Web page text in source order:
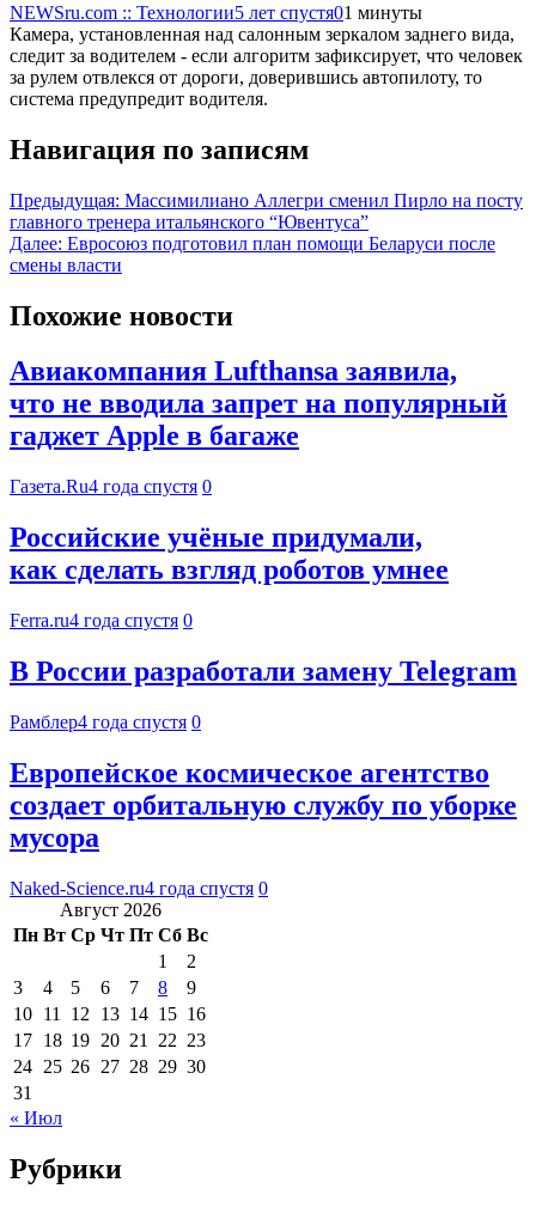
NEWSru.com :: Технологии5 лет спустя01 минуты
Камера, установленная над салонным зеркалом заднего вида,
следит за водителем - если алгоритм зафиксирует, что человек
за рулем отвлекся от дороги, доверившись автопилоту, то
система предупредит водителя.
Навигация по записям
Предыдущая: Массимилиано Аллегри сменил Пирло на посту
главного тренера итальянского “Ювентуса”
Далее: Евросоюз подготовил план помощи Беларуси после
смены власти
Похожие новости
Авиакомпания Lufthansa заявила,
что не вводила запрет на популярный
гаджет Apple в багаже
Газета.Ru4 года спустя 0
Российские учёные придумали,
как сделать взгляд роботов умнее
Ferra.ru4 года спустя 0
В России разработали замену Telegram
Рамблер4 года спустя 0
Европейское космическое агентство
создает орбитальную службу по уборке
мусора
Naked-Science.ru4 года спустя 0
Август 2026
Пн Вт Ср Чт Пт Сб Вс
1
2
3
4 5 6 7 8
9
10 11 12 13 14 15 16
17 18 19 20 21 22 23
24 25 26 27 28 29 30
31
« Июл
Рубрики